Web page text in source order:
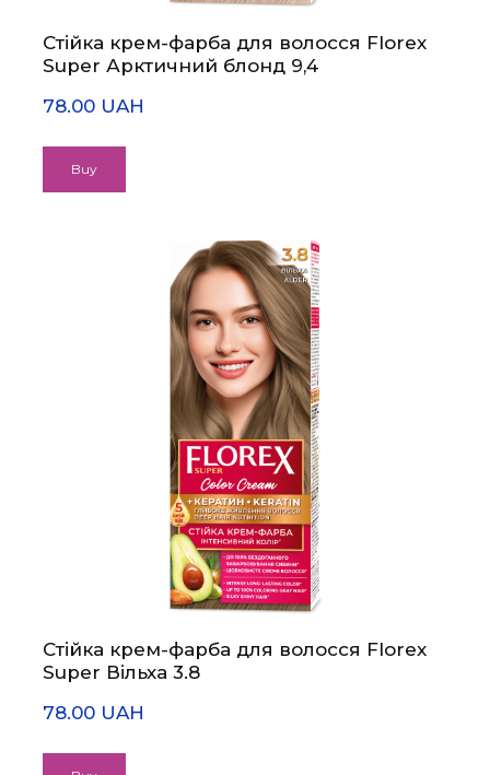
Стійка крем-фарба для волосся Florex
Super Арктичний блонд 9,4
78.00 UAH
Buy
Стійка крем-фарба для волосся Florex
Super Вільха 3.8
78.00 UAH